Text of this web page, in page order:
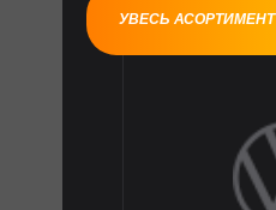
УВЕСЬ АСОРТИМЕНТ